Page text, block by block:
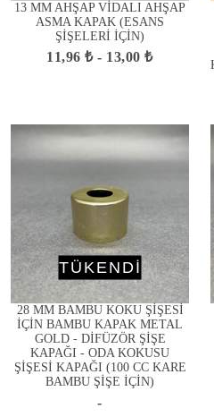
13 MM AHŞAP VİDALI AHŞAP
ASMA KAPAK (ESANS
ŞİŞELERİ İÇİN)
11,96 ₺ - 13,00 ₺
28 MM BAMBU KOKU ŞİŞESİ
İÇİN BAMBU KAPAK METAL
GOLD - DİFÜZÖR ŞİŞE
KAPAĞI - ODA KOKUSU
ŞİŞESİ KAPAĞI (100 CC KARE
BAMBU ŞİŞE İÇİN)
-
TÜKENDİ